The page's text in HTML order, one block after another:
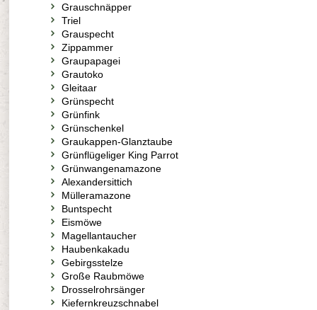
Grauschnäpper
Triel
Grauspecht
Zippammer
Graupapagei
Grautoko
Gleitaar
Grünspecht
Grünfink
Grünschenkel
Graukappen-Glanztaube
Grünflügeliger King Parrot
Grünwangenamazone
Alexandersittich
Mülleramazone
Buntspecht
Eismöwe
Magellantaucher
Haubenkakadu
Gebirgsstelze
Große Raubmöwe
Drosselrohrsänger
Kiefernkreuzschnabel